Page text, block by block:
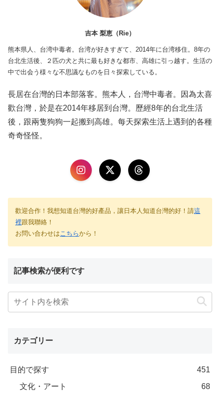
吉本 梨恵（Rie）
熊本県人、台湾中毒者。台湾が好きすぎて、2014年に台湾移住。8年の
台北生活後、２匹の犬と共に最も好きな都市、高雄に引っ越す。生活の
中で出会う様々な不思議なものを日々探索している。
長居在台灣的日本部落客。熊本人，台灣中毒者。因為太喜
歡台灣，於是在2014年移居到台灣。歷經8年的台北生活
後，跟兩隻狗狗一起搬到高雄。每天探索生活上遇到的各種
奇奇怪怪。
歡迎合作！我想知道台灣的好產品，讓日本人知道台灣的好！請這
裡跟我聯絡！
お問い合わせはこちらから！
記事検索が便利です
カテゴリー
目的で探す
451
文化・アート
68